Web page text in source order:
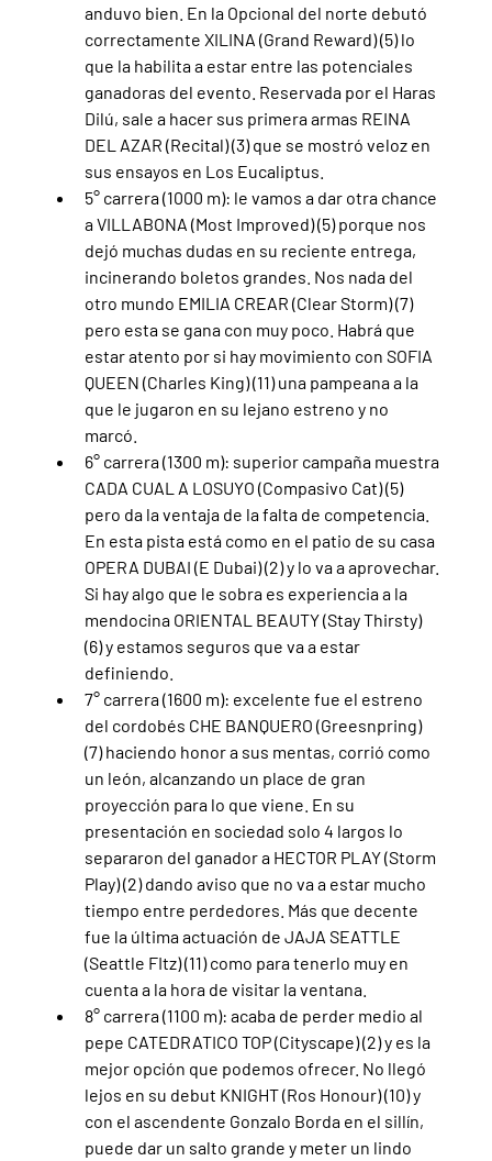
anduvo bien. En la Opcional del norte debutó
correctamente XILINA (Grand Reward) (5) lo
que la habilita a estar entre las potenciales
ganadoras del evento. Reservada por el Haras
Dilú, sale a hacer sus primera armas REINA
DEL AZAR (Recital) (3) que se mostró veloz en
sus ensayos en Los Eucaliptus.
5° carrera (1000 m): le vamos a dar otra chance
a VILLABONA (Most Improved) (5) porque nos
dejó muchas dudas en su reciente entrega,
incinerando boletos grandes. Nos nada del
otro mundo EMILIA CREAR (Clear Storm) (7)
pero esta se gana con muy poco. Habrá que
estar atento por si hay movimiento con SOFIA
QUEEN (Charles King) (11) una pampeana a la
que le jugaron en su lejano estreno y no
marcó.
6° carrera (1300 m): superior campaña muestra
CADA CUAL A LOSUYO (Compasivo Cat) (5)
pero da la ventaja de la falta de competencia.
En esta pista está como en el patio de su casa
OPERA DUBAI (E Dubai) (2) y lo va a aprovechar.
Si hay algo que le sobra es experiencia a la
mendocina ORIENTAL BEAUTY (Stay Thirsty)
(6) y estamos seguros que va a estar
definiendo.
7° carrera (1600 m): excelente fue el estreno
del cordobés CHE BANQUERO (Greesnpring)
(7) haciendo honor a sus mentas, corrió como
un león, alcanzando un place de gran
proyección para lo que viene. En su
presentación en sociedad solo 4 largos lo
separaron del ganador a HECTOR PLAY (Storm
Play) (2) dando aviso que no va a estar mucho
tiempo entre perdedores. Más que decente
fue la última actuación de JAJA SEATTLE
(Seattle FItz) (11) como para tenerlo muy en
cuenta a la hora de visitar la ventana.
8° carrera (1100 m): acaba de perder medio al
pepe CATEDRATICO TOP (Cityscape) (2) y es la
mejor opción que podemos ofrecer. No llegó
lejos en su debut KNIGHT (Ros Honour) (10) y
con el ascendente Gonzalo Borda en el sillín,
puede dar un salto grande y meter un lindo